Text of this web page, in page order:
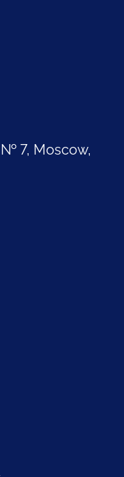
7, Moscow,